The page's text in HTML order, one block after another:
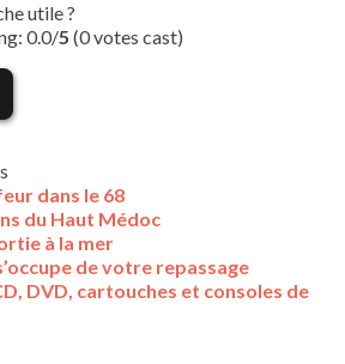
utile ?
0.0/5 (0 votes cast)
dans le 68
du Haut Médoc
à la mer
de votre repassage
DVD, cartouches et consoles de